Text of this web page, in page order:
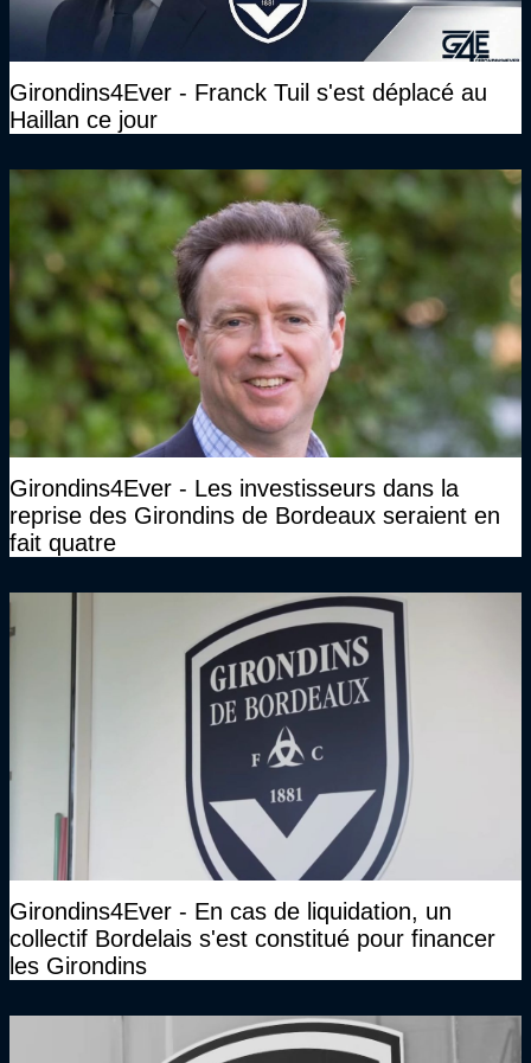
Girondins4Ever - Franck Tuil s'est déplacé au
Haillan ce jour
Girondins4Ever - Les investisseurs dans la
reprise des Girondins de Bordeaux seraient en
fait quatre
Girondins4Ever - En cas de liquidation, un
collectif Bordelais s'est constitué pour financer
les Girondins